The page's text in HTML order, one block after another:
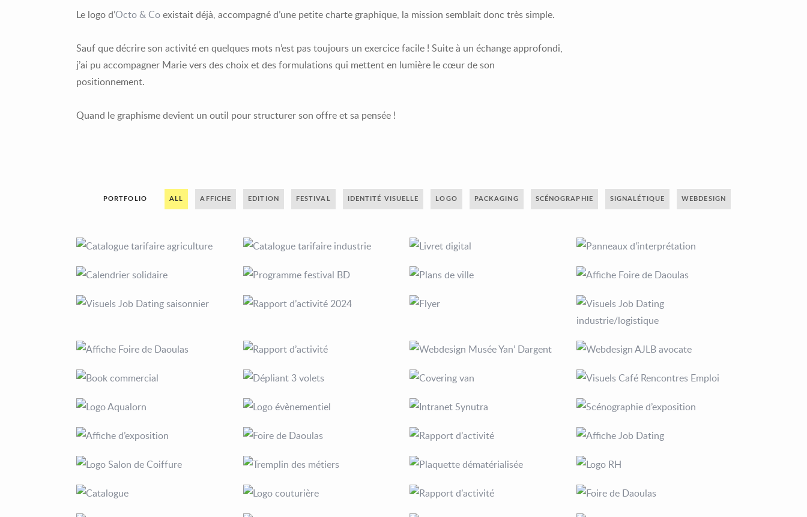
Le logo d’Octo & Coexistait déjà, accompagné d’une petite charte graphique, la mission semblait donc très simple.
Sauf que décrire son activité en quelques mots n’est pas toujours un exercice facile ! Suite à un échange approfondi,
j’ai pu accompagner Marie vers des choix et des formulations qui mettent en lumière le cœur de son
positionnement.
Quand le graphisme devient un outil pour structurer son offre et sa pensée !
PORTFOLIO ALL AFFICHE EDITION FESTIVAL IDENTITÉ VISUELLE LOGO PACKAGING SCÉNOGRAPHIE SIGNALÉTIQUE WEBDESIGN